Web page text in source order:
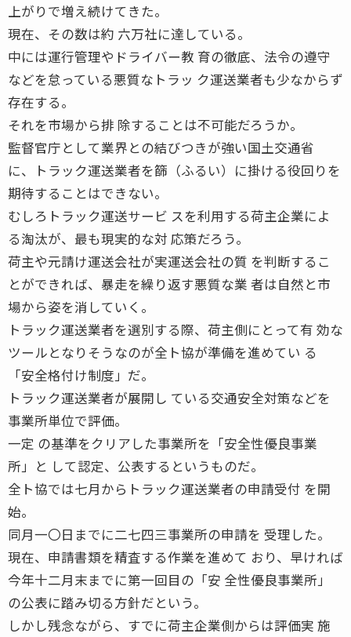
上がりで増え続けてきた。
現在、その数は約 六万社に達している。
中には運行管理やドライバー教 育の徹底、法令の遵守
などを怠っている悪質なトラッ ク運送業者も少なからず
存在する。
それを市場から排 除することは不可能だろうか。
監督官庁として業界との結びつきが強い国土交通省
に、トラック運送業者を篩（ふるい）に掛ける役回りを
期待することはできない。
むしろトラック運送サービ スを利用する荷主企業によ
る淘汰が、最も現実的な対 応策だろう。
荷主や元請け運送会社が実運送会社の質 を判断するこ
とができれば、暴走を繰り返す悪質な業 者は自然と市
場から姿を消していく。
トラック運送業者を選別する際、荷主側にとって有 効な
ツールとなりそうなのが全ト協が準備を進めてい る
「安全格付け制度」だ。
トラック運送業者が展開し ている交通安全対策などを
事業所単位で評価。
一定 の基準をクリアした事業所を「安全性優良事業
所」と して認定、公表するというものだ。
全ト協では七月からトラック運送業者の申請受付 を開
始。
同月一〇日までに二七四三事業所の申請を 受理した。
現在、申請書類を精査する作業を進めて おり、早ければ
今年十二月末までに第一回目の「安 全性優良事業所」
の公表に踏み切る方針だという。
しかし残念ながら、すでに荷主企業側からは評価実 施